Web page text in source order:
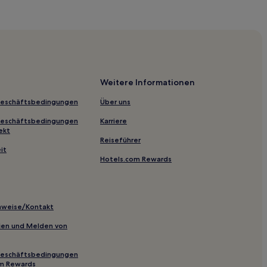
Kontakt
und Melden von
Rewards
Weitere Informationen
Über uns
Karriere
Reiseführer
Hotels.com Rewards